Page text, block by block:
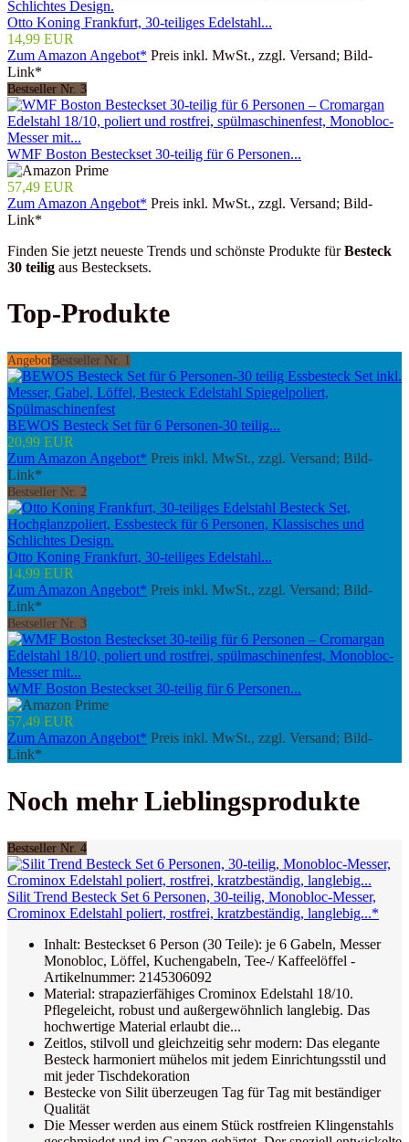
Otto Koning Frankfurt, 30-teiliges Edelstahl...
14,99 EUR
Zum Amazon Angebot* Preis inkl. MwSt., zzgl. Versand; Bild-
Link*
Bestseller Nr. 3
WMF Boston Besteckset 30-teilig für 6 Personen...
57,49 EUR
Zum Amazon Angebot* Preis inkl. MwSt., zzgl. Versand; Bild-
Link*
Finden Sie jetzt neueste Trends und schönste Produkte fürBesteck
30 teilig aus Bestecksets.
Top-Produkte
Angebot Bestseller Nr. 1
BEWOS Besteck Set für 6 Personen-30 teilig...
20,99 EUR
Zum Amazon Angebot* Preis inkl. MwSt., zzgl. Versand; Bild-
Link*
Bestseller Nr. 2
Otto Koning Frankfurt, 30-teiliges Edelstahl...
14,99 EUR
Zum Amazon Angebot* Preis inkl. MwSt., zzgl. Versand; Bild-
Link*
Bestseller Nr. 3
WMF Boston Besteckset 30-teilig für 6 Personen...
57,49 EUR
Zum Amazon Angebot* Preis inkl. MwSt., zzgl. Versand; Bild-
Link*
Noch mehr Lieblingsprodukte
Bestseller Nr. 4
Silit Trend Besteck Set 6 Personen, 30-teilig, Monobloc-Messer,
Crominox Edelstahl poliert, rostfrei, kratzbeständig, langlebig...*
Inhalt: Besteckset 6 Person (30 Teile): je 6 Gabeln, Messer
Monobloc, Löffel, Kuchengabeln, Tee-/ Kaffeelöffel -
Artikelnummer: 2145306092
Material: strapazierfähiges Crominox Edelstahl 18/10.
Pflegeleicht, robust und außergewöhnlich langlebig. Das
hochwertige Material erlaubt die...
Zeitlos, stilvoll und gleichzeitig sehr modern: Das elegante
Besteck harmoniert mühelos mit jedem Einrichtungsstil und
mit jeder Tischdekoration
Bestecke von Silit überzeugen Tag für Tag mit beständiger
Qualität
Die Messer werden aus einem Stück rostfreien Klingenstahls